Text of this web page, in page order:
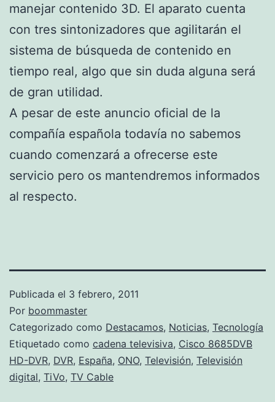
manejar contenido 3D. El aparato cuenta
con tres sintonizadores que agilitarán el
sistema de búsqueda de contenido en
tiempo real, algo que sin duda alguna será
de gran utilidad.
A pesar de este anuncio oficial de la
compañía española todavía no sabemos
cuando comenzará a ofrecerse este
servicio pero os mantendremos informados
al respecto.
Publicada el 3 febrero, 2011
Por boommaster
Categorizado como Destacamos, Noticias, Tecnología
Etiquetado como cadena televisiva, Cisco 8685DVB
HD-DVR, DVR, España, ONO, Televisión, Televisión
digital, TiVo, TV Cable